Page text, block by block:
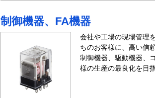
制御機器、FA機器
会社や工場の現場管理
ちのお客様に、高い信
制御機器、駆動機器、
様の生産の最良化を目